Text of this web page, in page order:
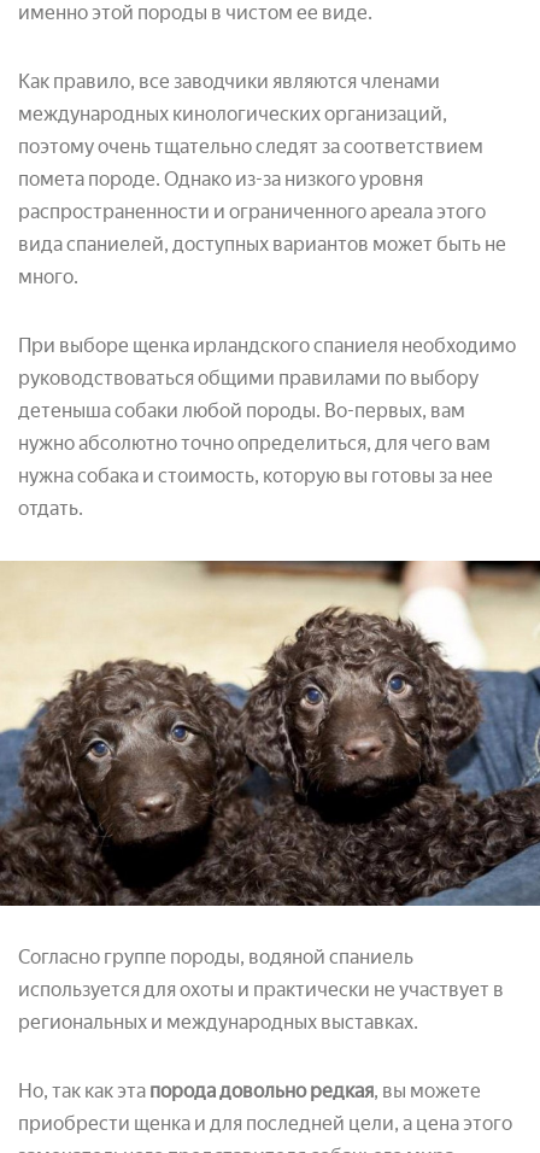
именно этой породы в чистом ее виде.
Как правило, все заводчики являются членами
международных кинологических организаций,
поэтому очень тщательно следят за соответствием
помета породе. Однако из-за низкого уровня
распространенности и ограниченного ареала этого
вида спаниелей, доступных вариантов может быть не
много.
При выборе щенка ирландского спаниеля необходимо
руководствоваться общими правилами по выбору
детеныша собаки любой породы. Во-первых, вам
нужно абсолютно точно определиться, для чего вам
нужна собака и стоимость, которую вы готовы за нее
отдать.
Согласно группе породы, водяной спаниель
используется для охоты и практически не участвует в
региональных и международных выставках.
Но, так как эта порода довольно редкая, вы можете
приобрести щенка и для последней цели, а цена этого